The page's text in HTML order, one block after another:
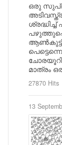
ഒരു
മാത്രം
27870 Hits
13